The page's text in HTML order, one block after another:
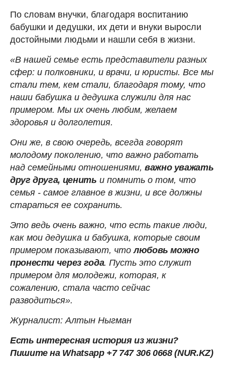
По словам внучки, благодаря воспитанию
бабушки и дедушки, их дети и внуки выросли
достойными людьми и нашли себя в жизни.
«В нашей семье есть представители разных
сфер: и полковники, и врачи, и юристы. Все мы
стали тем, кем стали, благодаря тому, что
наши бабушка и дедушка служили для нас
примером. Мы их очень любим, желаем
здоровья и долголетия.
Они же, в свою очередь, всегда говорят
молодому поколению, что важно работать
над семейными отношениями, важно уважать
друг друга, ценить и помнить о том, что
семья - самое главное в жизни, и все должны
стараться ее сохранить.
Это ведь очень важно, что есть такие люди,
как мои дедушка и бабушка, которые своим
примером показывают, чтолюбовь можно
пронести через года. Пусть это служит
примером для молодежи, которая, к
сожалению, стала часто сейчас
разводиться».
Журналист: Алтын Ныгман
Есть интересная история из жизни?
Пишите на Whatsapp +7 747 306 0668 (NUR.KZ)